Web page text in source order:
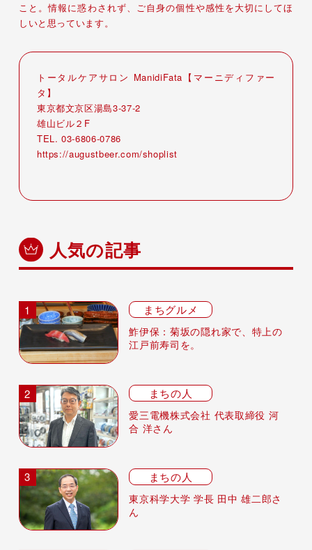
こと。情報に惑わされず、ご自身の個性や感性を大切にしてほ
しいと思っています。
トータルケアサロン ManidiFata【マーニディファー
タ】
東京都文京区湯島3-37-2
雄山ビル２F
TEL. 03-6806-0786
https://augustbeer.com/shoplist
人気の記事
まちグルメ
鮓伊保：菊坂の隠れ家で、特上の
江戸前寿司を。
まちの人
愛三電機株式会社 代表取締役 河
合 洋さん
まちの人
東京科学大学 学長 田中 雄二郎さ
ん